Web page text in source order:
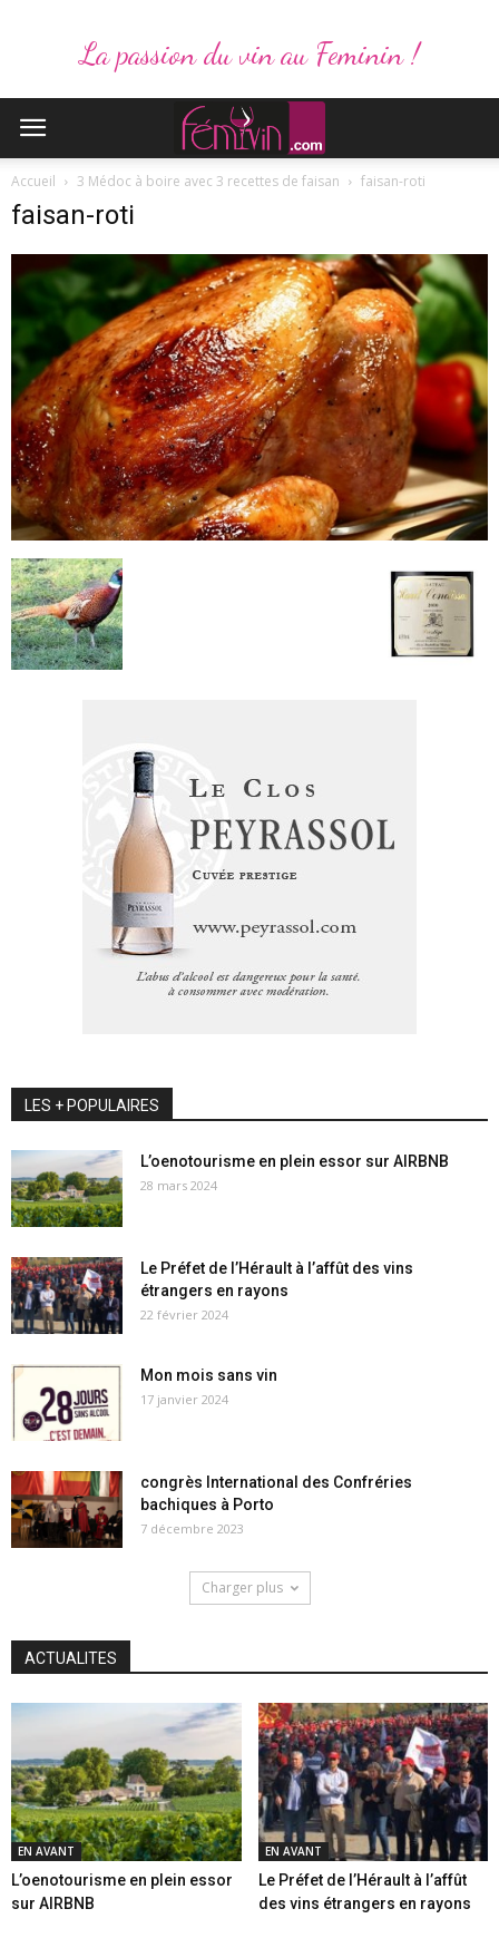
La passion du vin au Feminin !
Accueil 3 Médoc à boire avec 3 recettes de faisan faisan-roti
faisan-roti
LES + POPULAIRES
L’oenotourisme en plein essor sur AIRBNB
28 mars 2024
Le Préfet de l’Hérault à l’affût des vins
étrangers en rayons
22 février 2024
Mon mois sans vin
17 janvier 2024
congrès International des Confréries
bachiques à Porto
7 décembre 2023
Charger plus
ACTUALITES
EN AVANT
L’oenotourisme en plein essor
sur AIRBNB
EN AVANT
Le Préfet de l’Hérault à l’affût
des vins étrangers en rayons